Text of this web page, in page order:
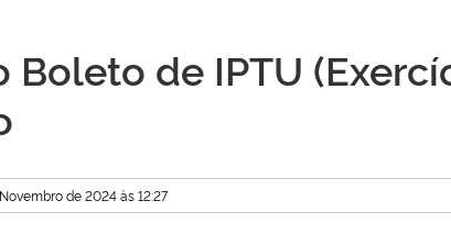
Boleto de IPTU
de 2024 às 12:27